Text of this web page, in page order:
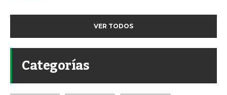
VER TODOS
Categorías